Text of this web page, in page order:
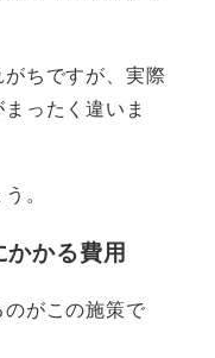
がちですが、実際
ったく違いま
。
かる費用
がこの施策で